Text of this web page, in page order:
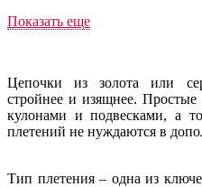
Показать еще
Цепочки из золота или
стройнее и изящнее.
кулонами и подвесками, а
плетений не нуждаются в
Тип плетения – одна из